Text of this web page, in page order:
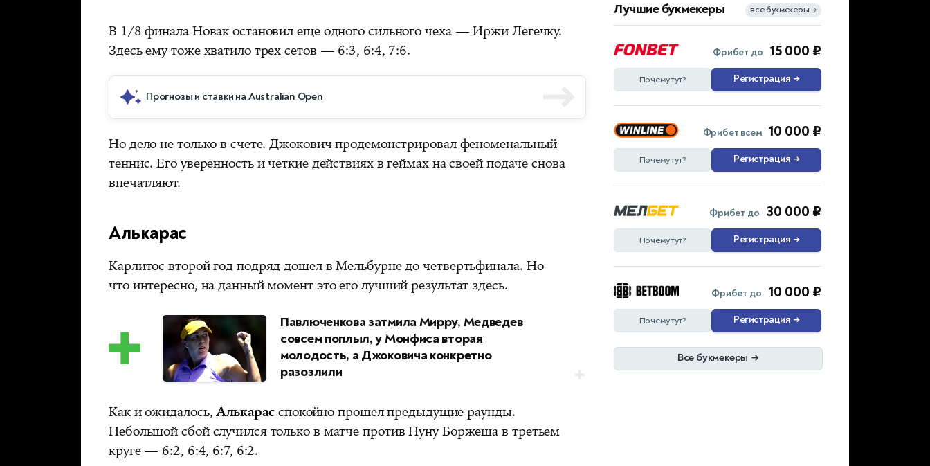
В 1/8 финала Новак остановил еще одного сильного чеха — Иржи Легечку.
Здесь ему тоже хватило трех сетов — 6:3, 6:4, 7:6.
Прогнозы и ставки на Australian Open
Но дело не только в счете. Джокович продемонстрировал феноменальный
теннис. Его уверенность и четкие действиях в геймах на своей подаче снова
впечатляют.
Алькарас
Карлитос второй год подряд дошел в Мельбурне до четвертьфинала. Но
что интересно, на данный момент это его лучший результат здесь.
Павлюченкова затмила Мирру, Медведев
совсем поплыл, у Монфиса вторая
молодость, а Джоковича конкретно
разозлили
Как и ожидалось,Алькарасспокойно прошел предыдущие раунды.
Небольшой сбой случился только в матче против Нуну Боржеша в третьем
круге — 6:2, 6:4, 6:7, 6:2.
Лучшие букмекеры все букмекеры →
Фрибет до 15 000 ₽
Почему тут? Регистрация →
Фрибет всем 10 000 ₽
Почему тут? Регистрация →
Фрибет до 30 000 ₽
Почему тут? Регистрация →
Фрибет до 10 000 ₽
Почему тут? Регистрация →
Все букмекеры →